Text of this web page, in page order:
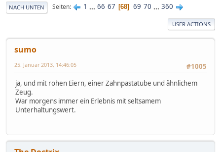
NACH UNTEN Seiten 1 ... 66 67 68 69 70 ... 360
USER ACTIONS
sumo
#1005
25. Januar 2013, 14:46:05
ja, und mit rohen Eiern, einer Zahnpastatube und ähnlichem
Zeug.
War morgens immer ein Erlebnis mit seltsamem
Unterhaltungswert.